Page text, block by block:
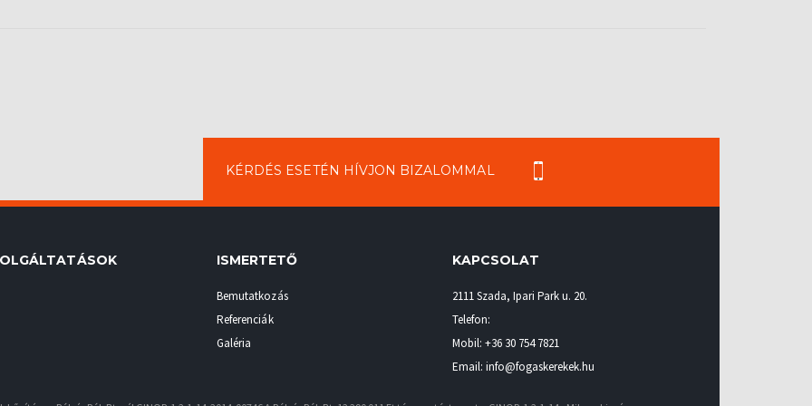
KÉRDÉS ESETÉN HÍVJON BIZALOMMAL
ISMERTETŐ
Bemutatkozás
Referenciák
Galéria
KAPCSOLAT
2111 Szada, Ipari Park u. 20.
Telefon:
Mobil: +36 30 754 7821
Email: info@fogaskerekek.hu